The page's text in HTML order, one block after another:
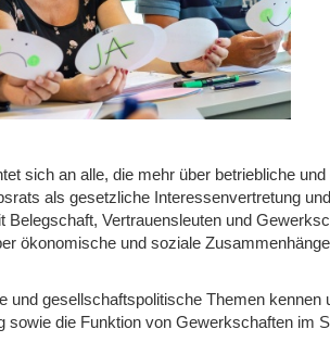
sich an alle, die mehr über betriebliche
als gesetzliche Interessenvertretung
Belegschaft, Vertrauensleuten und
ökonomische und soziale
und gesellschaftspolitische Themen
sowie die Funktion von Gewerkschaften im